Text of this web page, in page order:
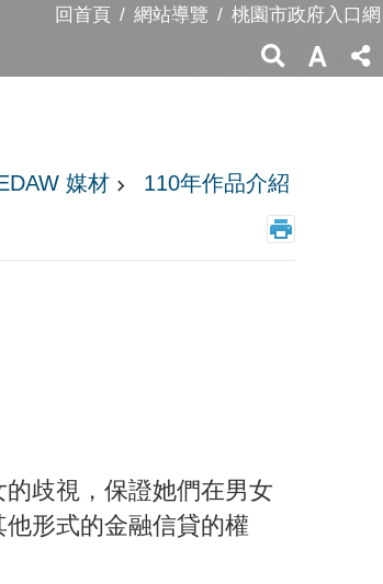
回首頁 網站導覽 桃園市政府入口網
媒材 110年作品介紹
歧視，保證她們在男女
形式的金融信貸的權